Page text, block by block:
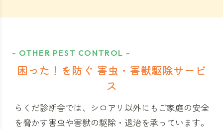
- OTHER PEST CONTROL -
困った！を防ぐ 害虫・害獣駆除サービ
ス
らくだ診断舎では、シロアリ以外にもご家庭の安全
を脅かす害虫や害獣の駆除・退治を承っています。